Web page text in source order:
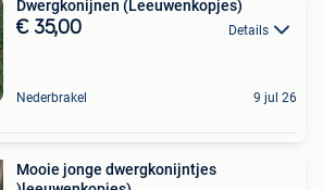
Dwergkonijnen (Leeuwenkopjes)
€ 35,00 Details
Nederbrakel 9 jul 26
Mooie jonge dwergkonijntjes